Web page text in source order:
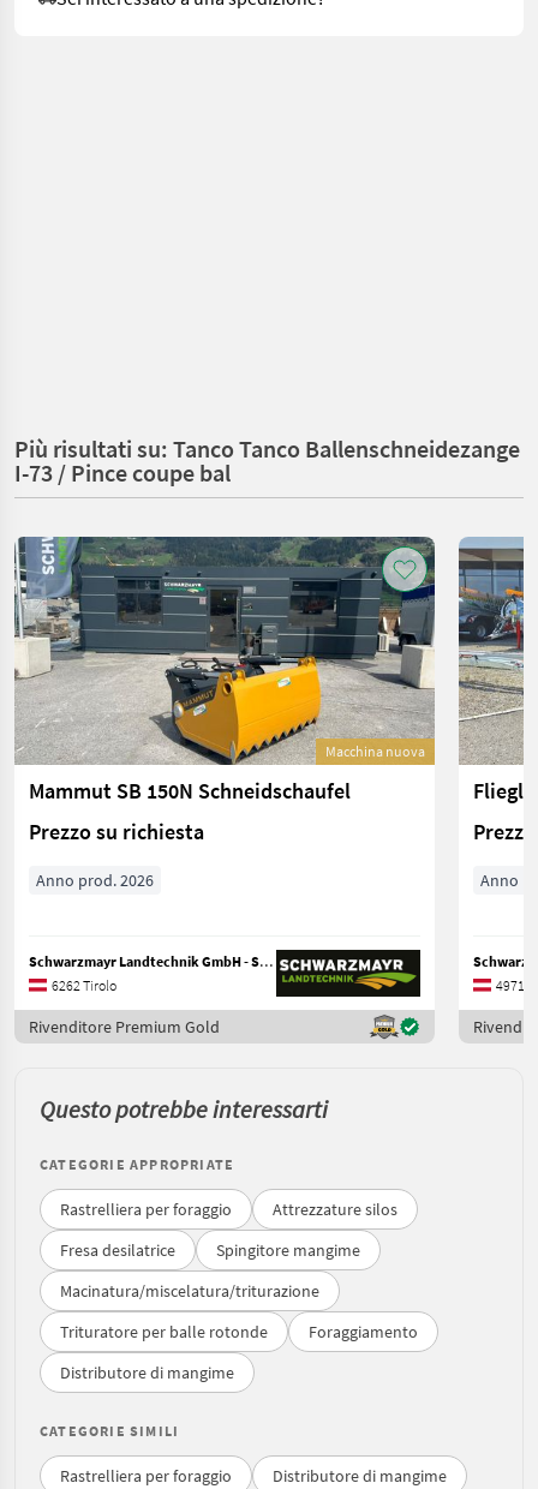
Più risultati su: Tanco Tanco Ballenschneidezange
I-73 / Pince coupe bal
Macchina nuova
Mammut SB 150N Schneidschaufel
Prezzo su richiesta
Anno prod. 2026
Schwarzmayr Landtechnik GmbH - Schlitters
6262 Tirolo
Rivenditore Premium Gold
Fliegl
Anno
4971
Questo potrebbe interessarti
CATEGORIE APPROPRIATE
Rastrelliera per foraggio
Attrezzature silos
Fresa desilatrice
Spingitore mangime
Macinatura/miscelatura/triturazione
Trituratore per balle rotonde
Foraggiamento
Distributore di mangime
CATEGORIE SIMILI
Rastrelliera per foraggio
Distributore di mangime